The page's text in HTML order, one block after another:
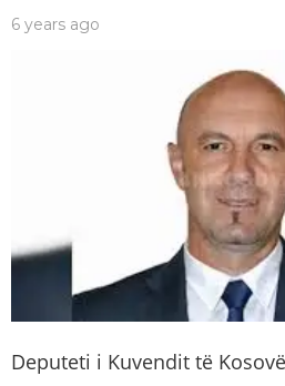
6 years ago
Deputeti i Kuvendit të